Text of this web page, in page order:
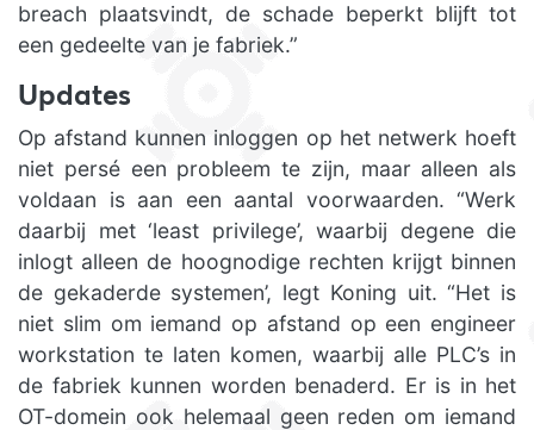
breach plaatsvindt, de schade beperkt blijft tot
een gedeelte van je fabriek.”
Updates
Op afstand kunnen inloggen op het netwerk hoeft
niet persé een probleem te zijn, maar alleen als
voldaan is aan een aantal voorwaarden. “Werk
daarbij met ‘least privilege’, waarbij degene die
inlogt alleen de hoognodige rechten krijgt binnen
de gekaderde systemen’, legt Koning uit. “Het is
niet slim om iemand op afstand op een engineer
workstation te laten komen, waarbij alle PLC’s in
de fabriek kunnen worden benaderd. Er is in het
OT-domein ook helemaal geen reden om iemand